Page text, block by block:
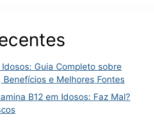
Guia Completo sobre
e Melhores Fontes
B12 em Idosos: Faz Mal?